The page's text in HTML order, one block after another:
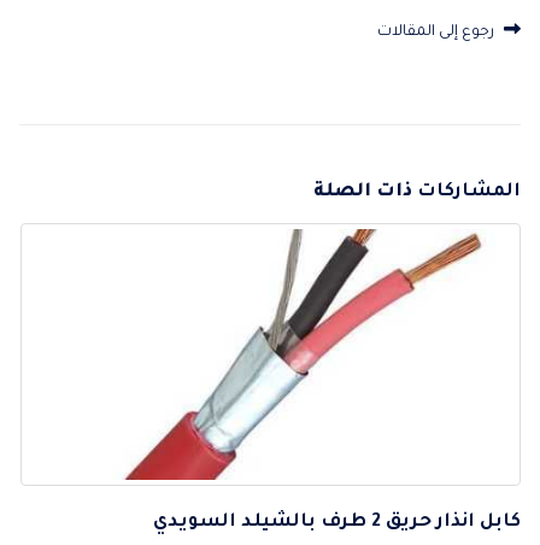
رجوع إلى المقالات
المشاركات ذات الصلة
كابل انذار حريق 2 طرف بالشيلد السويدي